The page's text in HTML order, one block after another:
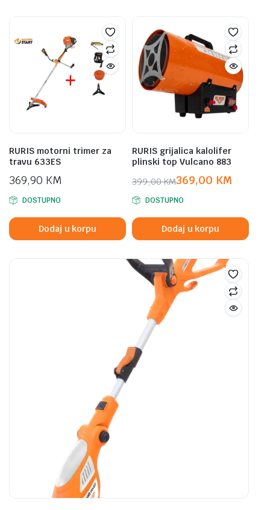
RURIS motorni trimer za
travu 633ES
369,90 KM
DOSTUPNO
Dodaj u korpu
RURIS grijalica kalolifer
plinski top Vulcano 883
399,00KM
Original
price
was:
399,00 KM.
369,00 KM
Current
price
is:
369,00 KM.
DOSTUPNO
Dodaj u korpu